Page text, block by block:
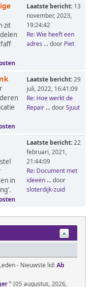
zit
Laatste bericht: 13
november, 2023,
19:24:42
Re: Wie heeft een
adres ...door Piet
Laatste bericht:29
juli, 2022, 16:41:09
Re: Hoe werkt de
Repair ...doorSjuut
in
Laatste bericht:22
februari, 2021,
21:44:09
Re: Document met
ideeën ...door
sloterdijk-zuid
- Nieuwste lid:Ab
" (05 augustus, 2026,